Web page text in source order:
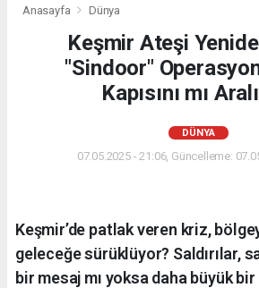
Anasayfa Dünya
Keşmir Ateşi
"Sindoor"
Kapısını mı
DÜNYA
07.05.2025 - 21:06, Güncelleme:
Keşmir’de patlak veren kriz,
geleceğe sürüklüyor? Saldırılar,
bir mesaj mı yoksa daha büyük